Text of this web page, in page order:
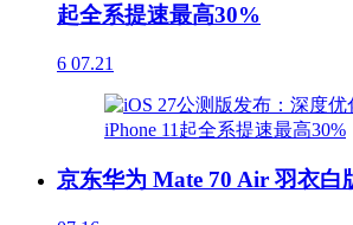
起全系提速最高30%
6 07.21
京东华为 Mate 70 Air 羽衣白